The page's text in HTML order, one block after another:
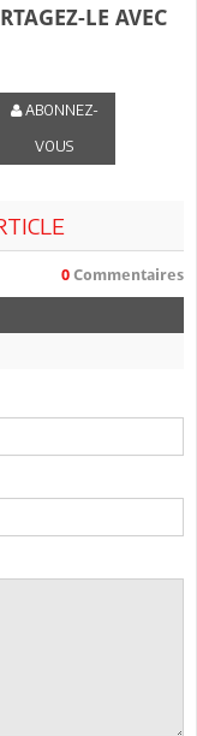
LE AVEC
ABONNEZ-
VOUS
0 Commentaires